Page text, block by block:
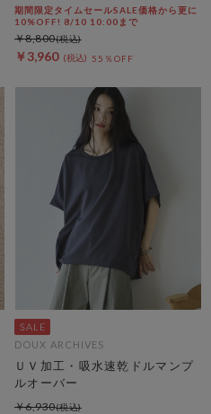
期間限定タイムセールSALE価格から更に
10%OFF! 8/10 10:00まで
￥3,960 55％OFF
￥8,800
DOUX ARCHIVES
ＵＶ加工・吸水速乾ドルマンプ
ルオーバー
￥6,930